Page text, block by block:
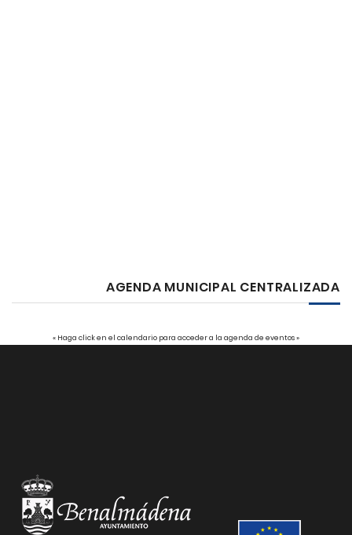
AGENDA MUNICIPAL CENTRALIZADA
« Haga click en el calendario para acceder a la agenda de eventos »